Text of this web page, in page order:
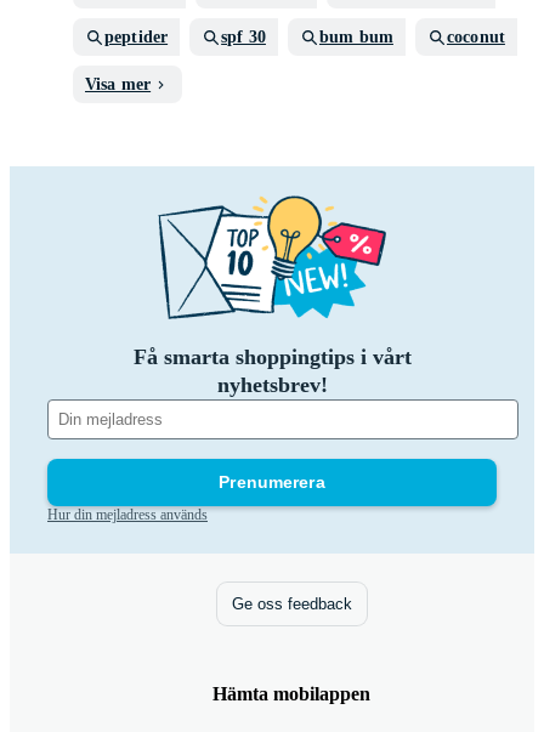
peptider spf 30 bum bum coconut
Visa mer
Få smarta shoppingtips i vårt
nyhetsbrev!
Prenumerera
Hur din mejladress används
Ge oss feedback
Hämta mobilappen